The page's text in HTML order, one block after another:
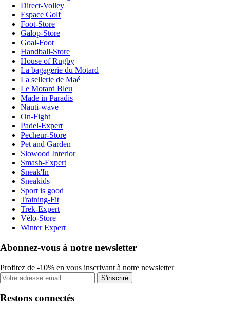
Direct-Volley
Espace Golf
Foot-Store
Galop-Store
Goal-Foot
Handball-Store
House of Rugby
La bagagerie du Motard
La sellerie de Maé
Le Motard Bleu
Made in Paradis
Nauti-wave
On-Fight
Padel-Expert
Pecheur-Store
Pet and Garden
Slowood Interior
Smash-Expert
Sneak'In
Sneakids
Sport is good
Training-Fit
Trek-Expert
Vélo-Store
Winter Expert
Abonnez-vous à notre newsletter
Profitez de -10% en vous inscrivant à notre newsletter
S'inscrire
Restons connectés